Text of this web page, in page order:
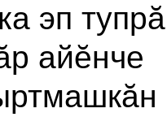
эп
айĕнче